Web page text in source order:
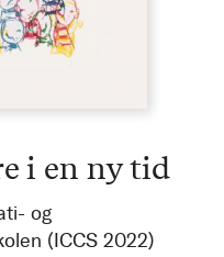
i en ny tid
og
(ICCS 2022)